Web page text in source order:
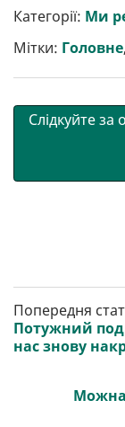
р
и
т
и
b
o
o
k
e
r
Категорії: Ми
Мітки: Головне,
Слідкуйте
Попередня
Потужний
нас знову
Можна